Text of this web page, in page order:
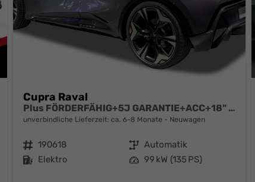
Cupra Raval
Plus FÖRDERFÄHIG+5J GARANTIE+ACC+18" ALU+LED+PDC+KLIMA
unverbindliche Lieferzeit: ca. 6-8 Monate Neuwagen
Fahrzeugnr. 190618 Getriebe Automatik
Kraftstoff Elektro Leistung 99 kW (135 PS)